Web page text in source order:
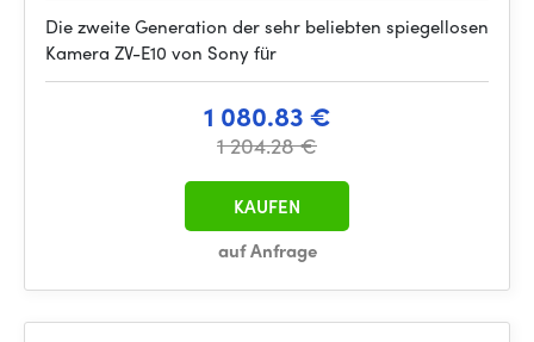
Die zweite Generation der sehr beliebten spiegellosen
Kamera ZV-E10 von Sony für
1 080.83 €
1 204.28 €
auf Anfrage
KAUFEN